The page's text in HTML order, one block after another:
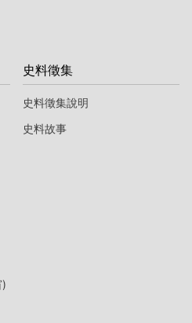
史料徵集
史料徵集說明
史料故事